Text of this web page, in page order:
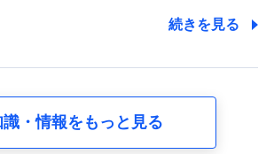
、保険料のお支払方法、車のメーカーや
情報、建物の構造や築年数などの情報、
続きを見る
識・情報をもっと見る